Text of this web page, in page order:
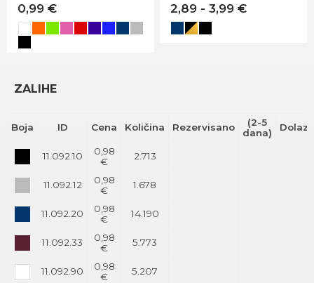
0,99 € 2,89 - 3,99 €
ZALIHE
Boja ID Cena Količina Rezervisano
(2-5
dana)
11.092.10
0,98
€
2.713
11.092.12
0,98
€
1.678
11.092.20
0,98
€
14.190
11.092.33
0,98
€
5.773
11.092.90
0,98
€
5.207